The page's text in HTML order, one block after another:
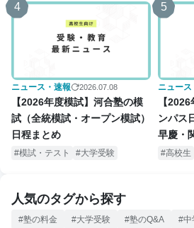
4
ニュース・速報 2026.07.08
【2026年度模試】河合塾の模
試（全統模試・オープン模試）
日程まとめ
模試・テスト 大学受験
5
ニュース
【
ンパス
早慶・
日・予
高校生
人気のタグから探す
塾の料金 大学受験 塾のQ&A 中